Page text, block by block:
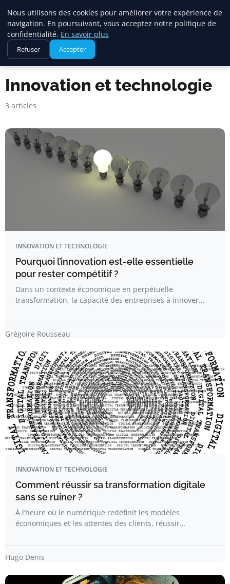
Square Annuaire
Accueil Innovation et technologie
Innovation et technologie
3 articles
INNOVATION ET TECHNOLOGIE
Pourquoi l’innovation est-elle essentielle
pour rester compétitif ?
Dans un contexte économique en perpétuelle
transformation, la capacité des entreprises à innover…
Grégoire Rousseau
INNOVATION ET TECHNOLOGIE
Comment réussir sa transformation digitale
sans se ruiner ?
À l’heure où le numérique redéfinit les modèles
économiques et les attentes des clients, réussir…
Hugo Denis
Nous utilisons des cookies pour améliorer votre expérience de
navigation. En poursuivant, vous acceptez notre politique de
confidentialité. En savoir plus
Refuser Accepter